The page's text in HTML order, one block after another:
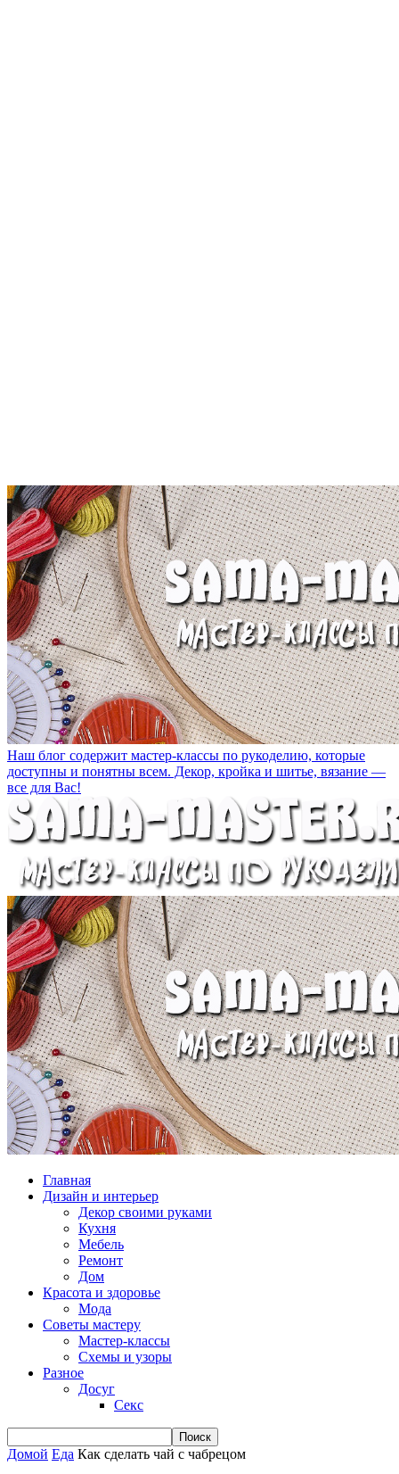
Наш блог содержит мастер-классы по рукоделию, которые
доступны и понятны всем. Декор, кройка и шитье, вязание —
все для Вас!
Главная
Дизайн и интерьер
Декор своими руками
Кухня
Мебель
Ремонт
Дом
Красота и здоровье
Мода
Советы мастеру
Мастер-классы
Схемы и узоры
Разное
Досуг
Секс
Домой Еда Как сделать чай с чабрецом